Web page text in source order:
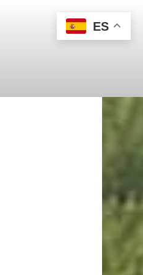
ES